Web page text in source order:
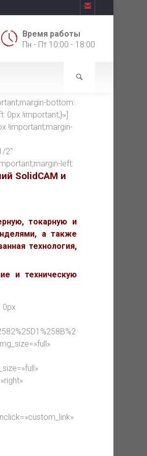

Время работы
Пн - Пт 10:00 - 18:00
bottom:
0px !important;}»]
!important;margin-
2″
left:
SolidCAM и
токарную и
а также
технология,
и техническую
0px